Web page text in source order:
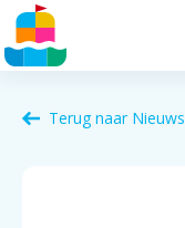
Terug naar Nieuws